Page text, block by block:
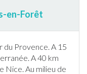
en-Forêt
Provence. A 15
A 40 km
Nice. Au milieu de